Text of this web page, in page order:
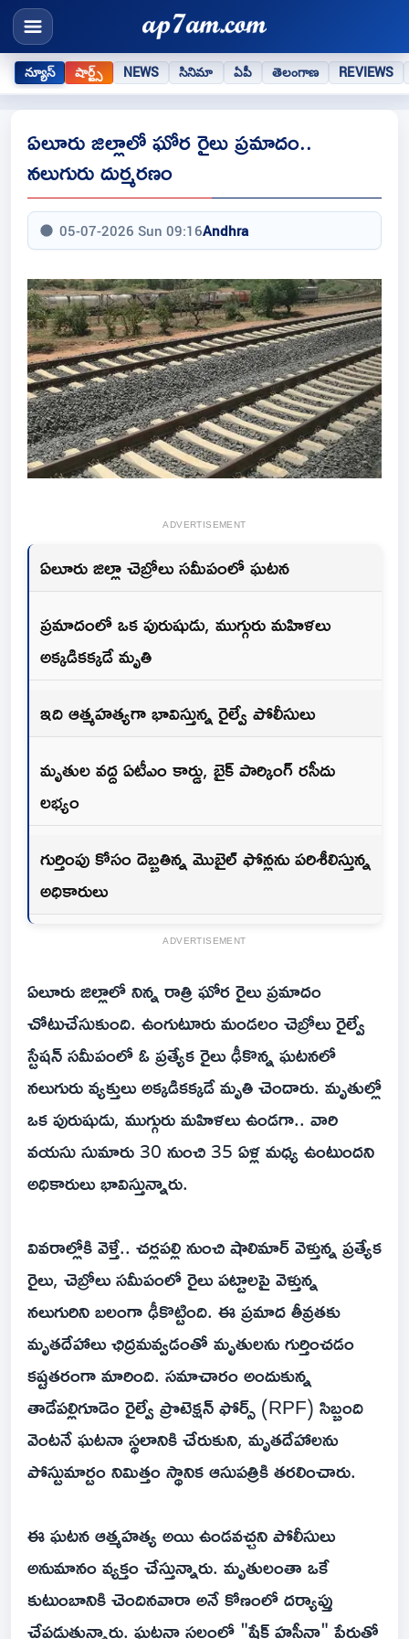
న్యూస్ షార్ట్స్ NEWS సినిమా ఏపీ తెలంగాణ REVIEWS
ఏలూరు జిల్లాలో ఘోర రైలు ప్రమాదం..
నలుగురు దుర్మరణం
05-07-2026 Sun 09:16Andhra
ADVERTISEMENT
ఏలూరు జిల్లా చెబ్రోలు సమీపంలో ఘటన
ప్రమాదంలో ఒక పురుషుడు, ముగ్గురు మహిళలు
అక్కడికక్కడే మృతి
ఇది ఆత్మహత్యగా భావిస్తున్న రైల్వే పోలీసులు
మృతుల వద్ద ఏటీఎం కార్డు, బైక్ పార్కింగ్ రసీదు
లభ్యం
గుర్తింపు కోసం దెబ్బతిన్న మొబైల్ ఫోన్లను పరిశీలిస్తున్న
అధికారులు
ADVERTISEMENT
ఏలూరు జిల్లాలో నిన్న రాత్రి ఘోర రైలు ప్రమాదం
చోటుచేసుకుంది. ఉంగుటూరు మండలం చెబ్రోలు రైల్వే
స్టేషన్ సమీపంలో ఓ ప్రత్యేక రైలు ఢీకొన్న ఘటనలో
నలుగురు వ్యక్తులు అక్కడికక్కడే మృతి చెందారు. మృతుల్లో
ఒక పురుషుడు, ముగ్గురు మహిళలు ఉండగా.. వారి
వయసు సుమారు 30 నుంచి 35 ఏళ్ల మధ్య ఉంటుందని
అధికారులు భావిస్తున్నారు.
వివరాల్లోకి వెళ్తే.. చర్లపల్లి నుంచి షాలిమార్ వెళ్తున్న ప్రత్యేక
రైలు, చెబ్రోలు సమీపంలో రైలు పట్టాలపై వెళ్తున్న
నలుగురిని బలంగా ఢీకొట్టింది. ఈ ప్రమాద తీవ్రతకు
మృతదేహాలు ఛిద్రమవ్వడంతో మృతులను గుర్తించడం
కష్టతరంగా మారింది. సమాచారం అందుకున్న
తాడేపల్లిగూడెం రైల్వే ప్రొటెక్షన్ ఫోర్స్ (RPF) సిబ్బంది
వెంటనే ఘటనా స్థలానికి చేరుకుని, మృతదేహాలను
పోస్టుమార్టం నిమిత్తం స్థానిక ఆసుపత్రికి తరలించారు.
ఈ ఘటన ఆత్మహత్య అయి ఉండవచ్చని పోలీసులు
అనుమానం వ్యక్తం చేస్తున్నారు. మృతులంతా ఒకే
కుటుంబానికి చెందినవారా అనే కోణంలో దర్యాప్తు
చేపడుతున్నారు. ఘటనా స్థలంలో "షేక్ హసీనా" పేరుతో